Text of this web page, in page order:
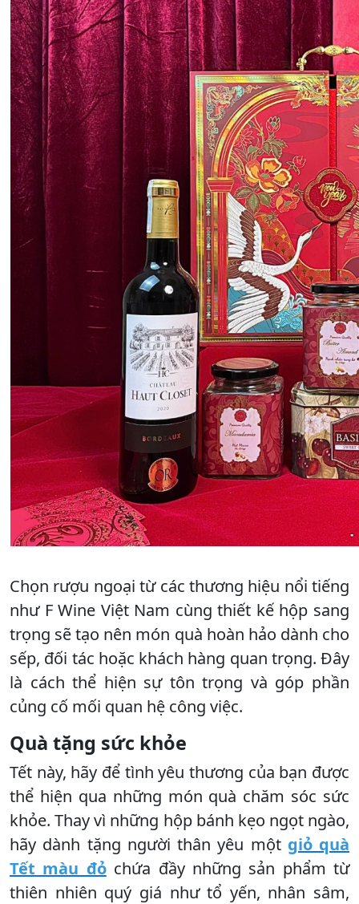
Chọn rượu ngoại từ các thương hiệu nổi tiếng
như F Wine Việt Nam cùng thiết kế hộp sang
trọng sẽ tạo nên món quà hoàn hảo dành cho
sếp, đối tác hoặc khách hàng quan trọng. Đây
là cách thể hiện sự tôn trọng và góp phần
củng cố mối quan hệ công việc.
Quà tặng sức khỏe
Tết này, hãy để tình yêu thương của bạn được
thể hiện qua những món quà chăm sóc sức
khỏe. Thay vì những hộp bánh kẹo ngọt ngào,
hãy dành tặng người thân yêu một giỏ quà
Tết màu đỏ chứa đầy những sản phẩm từ
thiên nhiên quý giá như tổ yến, nhân sâm,